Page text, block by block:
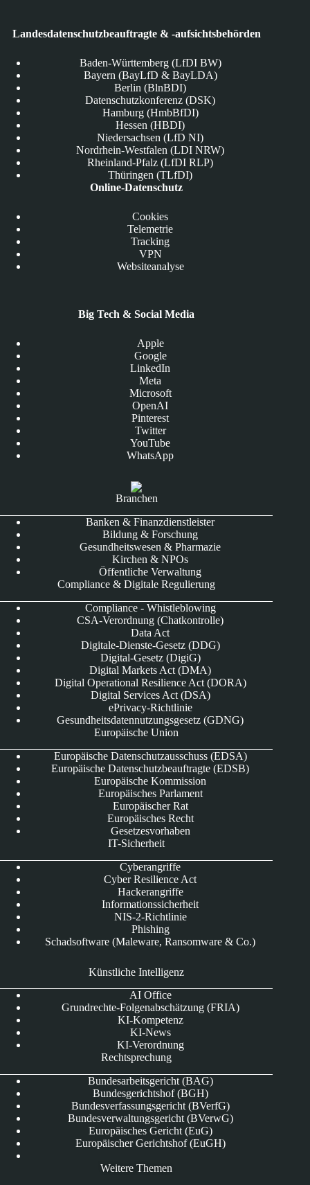
Landesdatenschutzbeauftragte & -aufsichtsbehörden
Baden-Württemberg (LfDI BW)
Bayern (BayLfD & BayLDA)
Berlin (BlnBDI)
Datenschutzkonferenz (DSK)
Hamburg (HmbBfDI)
Hessen (HBDI)
Niedersachsen (LfD NI)
Nordrhein-Westfalen (LDI NRW)
Rheinland-Pfalz (LfDI RLP)
Thüringen (TLfDI)
Online-Datenschutz
Cookies
Telemetrie
Tracking
VPN
Websiteanalyse
Big Tech & Social Media
Apple
Google
LinkedIn
Meta
Microsoft
OpenAI
Pinterest
Twitter
YouTube
WhatsApp
Branchen
Banken & Finanzdienstleister
Bildung & Forschung
Gesundheitswesen & Pharmazie
Kirchen & NPOs
Öffentliche Verwaltung
Compliance & Digitale Regulierung
Compliance - Whistleblowing
CSA-Verordnung (Chatkontrolle)
Data Act
Digitale-Dienste-Gesetz (DDG)
Digital-Gesetz (DigiG)
Digital Markets Act (DMA)
Digital Operational Resilience Act (DORA)
Digital Services Act (DSA)
ePrivacy-Richtlinie
Gesundheitsdatennutzungsgesetz (GDNG)
Europäische Union
Europäische Datenschutzausschuss (EDSA)
Europäische Datenschutzbeauftragte (EDSB)
Europäische Kommission
Europäisches Parlament
Europäischer Rat
Europäisches Recht
Gesetzesvorhaben
IT-Sicherheit
Cyberangriffe
Cyber Resilience Act
Hackerangriffe
Informationssicherheit
NIS-2-Richtlinie
Phishing
Schadsoftware (Maleware, Ransomware & Co.)
Künstliche Intelligenz
AI Office
Grundrechte-Folgenabschätzung (FRIA)
KI-Kompetenz
KI-News
KI-Verordnung
Rechtsprechung
Bundesarbeitsgericht (BAG)
Bundesgerichtshof (BGH)
Bundesverfassungsgericht (BVerfG)
Bundesverwaltungsgericht (BVerwG)
Europäisches Gericht (EuG)
Europäischer Gerichtshof (EuGH)
Weitere Themen